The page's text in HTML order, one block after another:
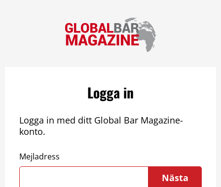
Logga in
Logga in med ditt Global Bar Magazine-
konto.
Mejladress
Nästa